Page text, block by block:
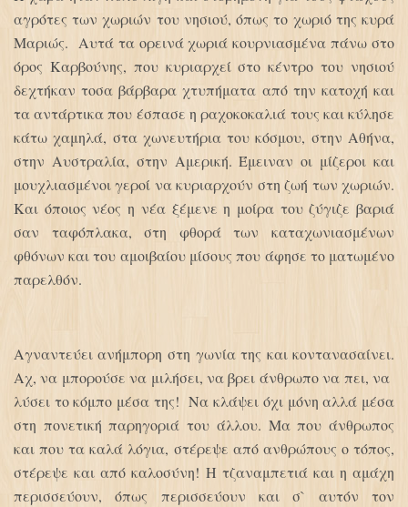
αγρότες των χωριών του νησιού, όπως το χωριό της κυρά
Μαριώς. Αυτά τα ορεινά χωριά κουρνιασμένα πάνω στο
όρος Καρβούνης, που κυριαρχεί στο κέντρο του νησιού
δεχτήκαν τοσα βάρβαρα χτυπήματα από την κατοχή και
τα αντάρτικα που έσπασε η ραχοκοκαλιά τους και κύλησε
κάτω χαμηλά, στα χωνευτήρια του κόσμου, στην Αθήνα,
στην Αυστραλία, στην Αμερική. Έμειναν οι μίζεροι και
μουχλιασμένοι γεροί να κυριαρχούν στη ζωή των χωριών.
Και όποιος νέος η νέα ξέμενε η μοίρα του ζύγιζε βαριά
σαν ταφόπλακα, στη φθορά των καταχωνιασμένων
φθόνων και του αμοιβαίου μίσους που άφησε το ματωμένο
παρελθόν.
Αγναντεύει ανήμπορη στη γωνία της και κοντανασαίνει.
Αχ, να μπορούσε να μιλήσει, να βρει άνθρωπο να πει, να
λύσει το κόμπο μέσα της! Να κλάψει όχι μόνη αλλά μέσα
στη πονετική παρηγοριά του άλλου. Μα που άνθρωπος
και που τα καλά λόγια, στέρεψε από ανθρώπους ο τόπος,
στέρεψε και από καλοσύνη! Η τζαναμπετιά και η αμάχη
περισσεύουν, όπως περισσεύουν και σ` αυτόν τον